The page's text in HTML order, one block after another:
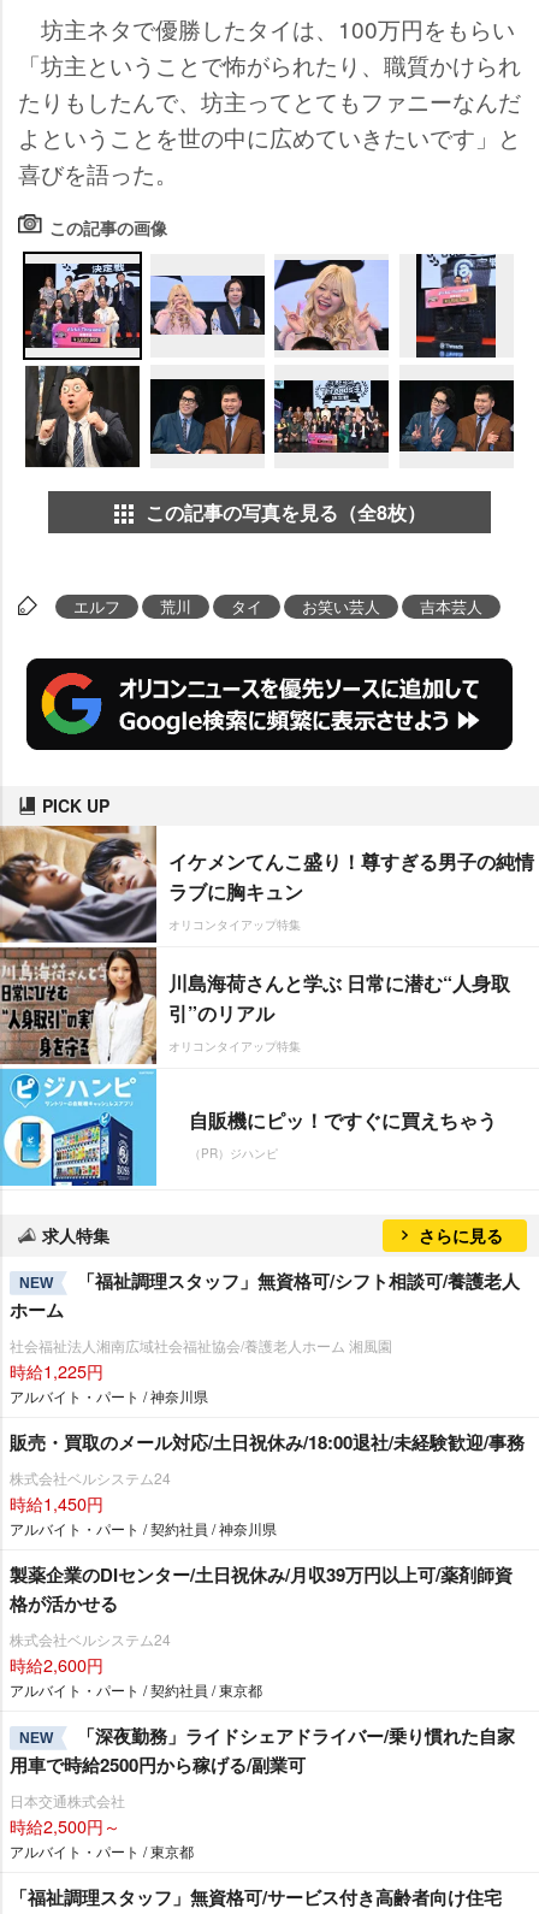
坊主ネタで優勝したタイは、100万円をもらい
「坊主ということで怖がられたり、職質かけられ
たりもしたんで、坊主ってとてもファニーなんだ
よということを世の中に広めていきたいです」と
喜びを語った。
この記事の画像
この記事の写真を見る（全8枚）
エルフ 荒川 タイ お笑い芸人 吉本芸人
PICK UP
イケメンてんこ盛り！尊すぎる男子の純情
ラブに胸キュン
オリコンタイアップ特集
川島海荷さんと学ぶ 日常に潜む“人身取
引”のリアル
オリコンタイアップ特集
自販機にピッ！ですぐに買えちゃう
（PR）ジハンピ
求人特集 さらに見る
NEW
「福祉調理スタッフ」無資格可/シフト相談可/養護老人
ホーム
社会福祉法人湘南広域社会福祉協会/養護老人ホーム 湘風園
時給1,225円
アルバイト・パート / 神奈川県
販売・買取のメール対応/土日祝休み/18:00退社/未経験歓迎/事務
株式会社ベルシステム24
時給1,450円
アルバイト・パート / 契約社員 / 神奈川県
製薬企業のDIセンター/土日祝休み/月収39万円以上可/薬剤師資
格が活かせる
株式会社ベルシステム24
時給2,600円
アルバイト・パート / 契約社員 / 東京都
NEW
「深夜勤務」ライドシェアドライバー/乗り慣れた自家
用車で時給2500円から稼げる/副業可
日本交通株式会社
時給2,500円～
アルバイト・パート / 東京都
「福祉調理スタッフ」無資格可/サービス付き高齢者向け住宅